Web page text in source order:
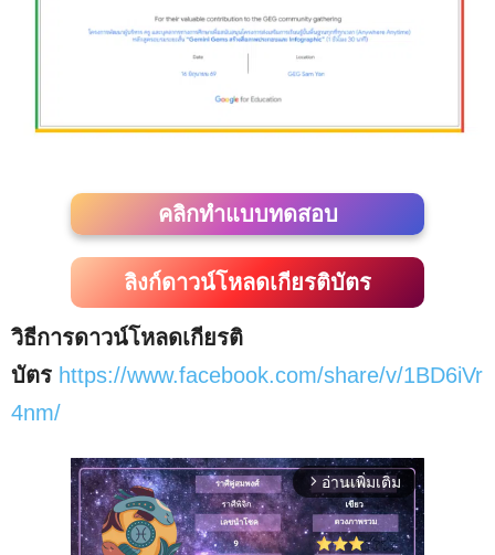
คลิกทำแบบทดสอบ
ลิงก์ดาวน์โหลดเกียรติบัตร
วิธีการดาวน์โหลดเกียรติ
บัตร https://www.facebook.com/share/v/1BD6iVr
4nm/
arrow_forward_ios อ่านเพิ่มเติม